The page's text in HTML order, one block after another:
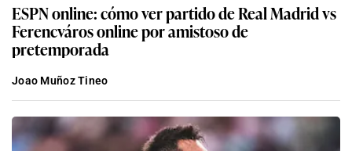
ESPN online: cómo ver partido de Real Madrid vs
Ferencváros online por amistoso de
pretemporada
Joao Muñoz Tineo